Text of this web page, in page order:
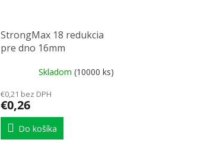
StrongMax 18 redukcia
pre dno 16mm
Skladom (10000 ks)
€0,21 bez DPH
€0,26
Do košíka